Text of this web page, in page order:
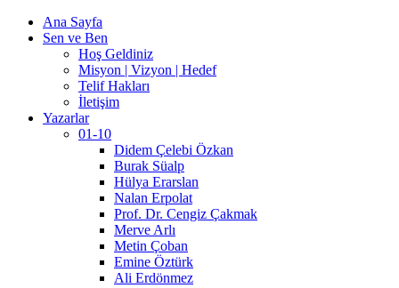
Ana Sayfa
Sen ve Ben
Hoş Geldiniz
Misyon | Vizyon | Hedef
Telif Hakları
İletişim
Yazarlar
01-10
Didem Çelebi Özkan
Burak Süalp
Hülya Erarslan
Nalan Erpolat
Prof. Dr. Cengiz Çakmak
Merve Arlı
Metin Çoban
Emine Öztürk
Ali Erdönmez